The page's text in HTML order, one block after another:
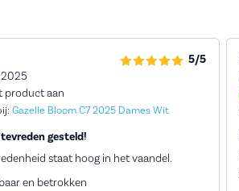
5/5
product aan
Gazelle Bloom C7 2025 Dames Wit
gesteld!
staat hoog in het vaandel.
en betrokken